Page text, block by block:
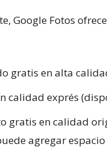
Google Fotos
gratis en alta
calidad exprés
gratis en calidad
agregar